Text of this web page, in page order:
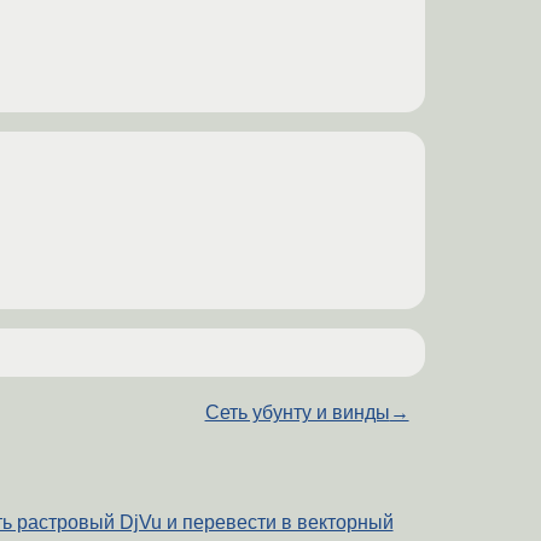
Сеть убунту и винды →
растровый DjVu и перевести в векторный